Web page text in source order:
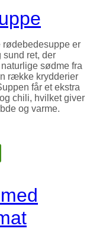
rødebedesuppe er
sund ret, der
sødme fra
række krydderier
får et ekstra
chili, hvilket giver
og varme.